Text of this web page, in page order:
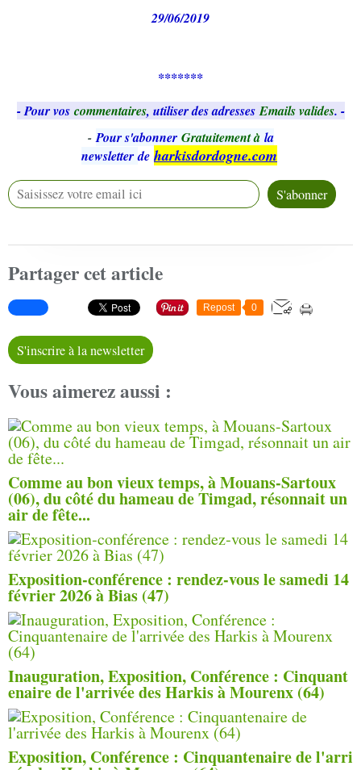
29/06/2019
*******
- Pour vos commentaires, utiliser des adresses Emails valides. -
- Pour s'abonner Gratuitement à la
newsletter de harkisdordogne.com
Partager cet article
Repost 0
S'inscrire à la newsletter
Vous aimerez aussi :
Comme au bon vieux temps, à Mouans-Sartoux
(06), du côté du hameau de Timgad, résonnait un
air de fête...
Exposition‑conférence : rendez‑vous le samedi 14
février 2026 à Bias (47)
Inauguration, Exposition, Conférence : Cinquant
enaire de l'arrivée des Harkis à Mourenx (64)
Exposition, Conférence : Cinquantenaire de l'arri